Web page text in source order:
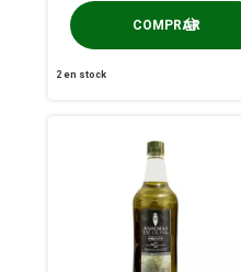
2en stock